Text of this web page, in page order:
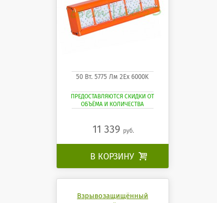
50 Вт. 5775 Лм 2Ех 6000K
ПРЕДОСТАВЛЯЮТСЯ СКИДКИ ОТ
ОБЪЁМА И КОЛИЧЕСТВА
11 339 руб.
В КОРЗИНУ 
Взрывозащищённый